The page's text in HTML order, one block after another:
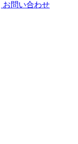
お問い合わせ